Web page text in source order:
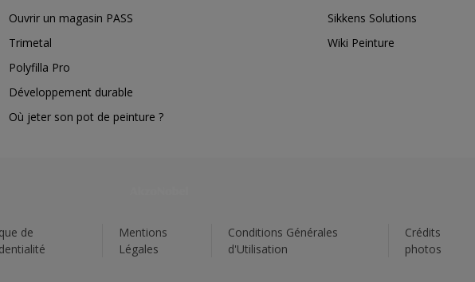
Ouvrir un magasin PASS
Trimetal
Polyfilla Pro
Développement durable
Où jeter son pot de peinture ?
Sikkens Solutions
Wiki Peinture
de
Mentions
Légales
Conditions Générales
d'Utilisation
Crédits
photos